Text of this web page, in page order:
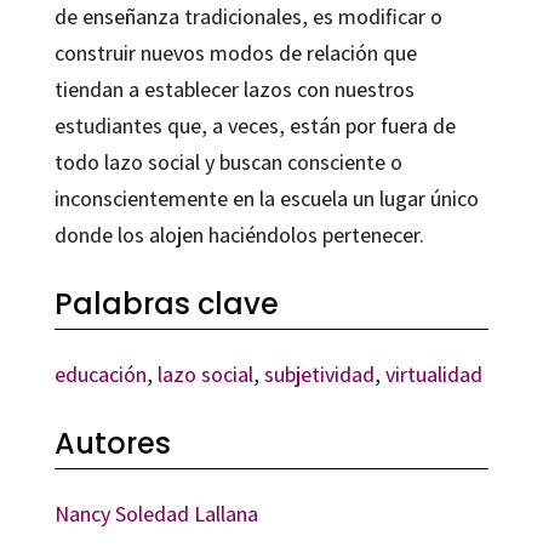
de enseñanza tradicionales, es modificar o
construir nuevos modos de relación que
tiendan a establecer lazos con nuestros
estudiantes que, a veces, están por fuera de
todo lazo social y buscan consciente o
inconscientemente en la escuela un lugar único
donde los alojen haciéndolos pertenecer.
Palabras clave
educación, lazo social, subjetividad, virtualidad
Autores
Nancy Soledad Lallana